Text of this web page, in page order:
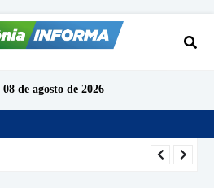
de agosto de 2026